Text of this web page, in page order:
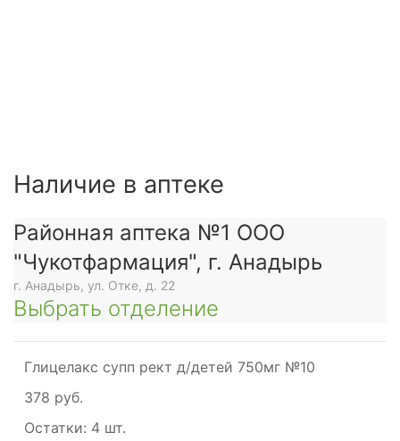
Наличие в аптеке
Районная аптека №1 ООО
"Чукотфармация", г. Анадырь
г. Анадырь, ул. Отке, д. 22
Выбрать отделение
Глицелакс супп рект д/детей 750мг №10
378 руб.
Остатки: 4 шт.